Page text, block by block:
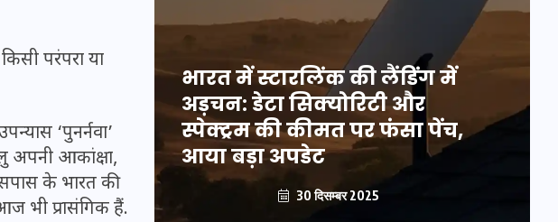
परंपरा या
‘पुनर्नवा’
अपनी आकांक्षा,
के भारत की
भी प्रासंगिक हैं.
में
फंसा पेंच,
भारत में स्टारलिंक की लैंडिंग में
अड़चन: डेटा सिक्योरिटी और
स्पेक्ट्रम की कीमत पर फंसा पेंच,
आया बड़ा अपडेट
30 दिसम्बर 2025